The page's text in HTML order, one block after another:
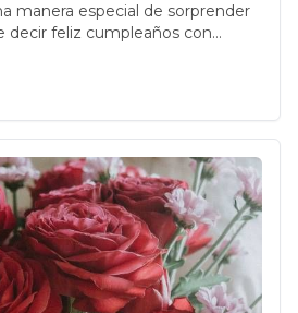
manera especial de sorprender
decir feliz cumpleaños con